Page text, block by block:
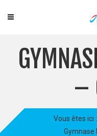
–
Vous êtes ici :
Gymnase